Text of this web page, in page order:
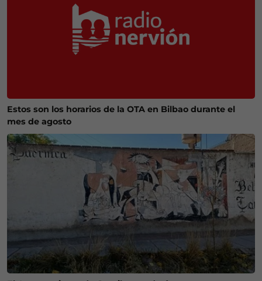
Estos son los horarios de la OTA en Bilbao durante el
mes de agosto